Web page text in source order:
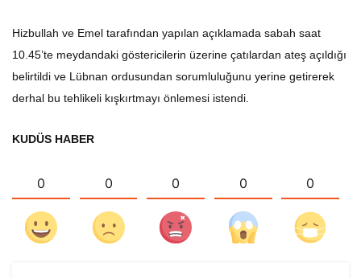
Hizbullah ve Emel tarafından yapılan açıklamada sabah saat
10.45’te meydandaki göstericilerin üzerine çatılardan ateş açıldığı
belirtildi ve Lübnan ordusundan sorumluluğunu yerine getirerek
derhal bu tehlikeli kışkırtmayı önlemesi istendi.
KUDÜS HABER
0 0 0 0 0